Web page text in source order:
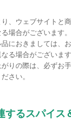
、ウェブサイトと
場合がございます。
におきましては、
る場合がございます
りの際は、必ずお
さい。
するスパイス